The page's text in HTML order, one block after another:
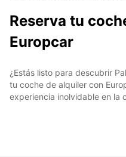
Reserva tu
Europcar
¿Estás listo para descubrir
tu coche de alquiler con
experiencia inolvidable en la